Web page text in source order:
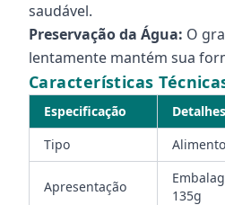
saudável.
Preservação da Água: O
lentamente mantém sua
Características
Especificação
Detalhes
Tipo
Apresentação
135g